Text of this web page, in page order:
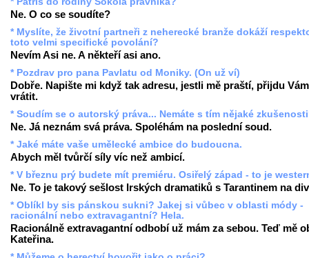
Ne. O co se soudíte?
* Myslíte, že životní partneři z neherecké branže dokáží
toto velmi specifické povolání?
Nevím Asi ne. A někteří asi ano.
* Pozdrav pro pana Pavlatu od Moniky. (On už ví)
Dobře. Napište mi když tak adresu, jestli mě praští, přijdu
vrátit.
* Soudím se o autorský práva... Nemáte s tím nějaké
Ne. Já neznám svá práva. Spoléhám na poslední soud.
* Jaké máte vaše umělecké ambice do budoucna.
Abych měl tvůrčí síly víc než ambicí.
* V březnu prý budete mít premiéru. Osiřelý západ - to je
Ne. To je takový sešlost Irských dramatiků s Tarantinem na
* Oblíkl by sis pánskou sukni? Jakej si vůbec v oblasti módy -
racionální nebo extravagantní? Hela.
Racionálně extravagantní odbobí už mám za sebou. Teď mě
Kateřina.